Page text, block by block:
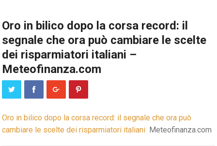
Oro in bilico dopo la corsa record: il
segnale che ora può cambiare le scelte
dei risparmiatori italiani –
Meteofinanza.com
Oro in bilico dopo la corsa record: il segnale che ora può
cambiare le scelte dei risparmiatori italiani Meteofinanza.com